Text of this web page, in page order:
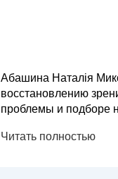
Абашина Наталія
восстановлению
проблемы и подборе
постоянно
Читать полностью